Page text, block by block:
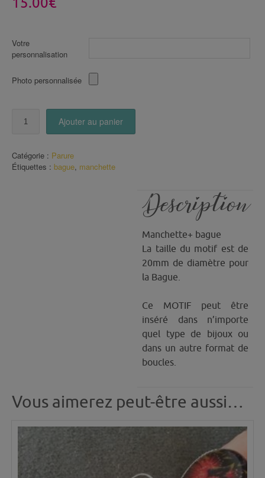
Votre
personnalisation
Photo personnalisée
Manchette
Mandala
Ajouter au panier
Catégorie : Parure
Étiquettes : bague, manchette
Description
Manchette+ bague
La taille du motif est de
20mm de diamètre pour
la Bague.
Ce MOTIF peut être
inséré dans n’importe
quel type de bijoux ou
dans un autre format de
boucles.
Vous aimerez peut-être aussi…